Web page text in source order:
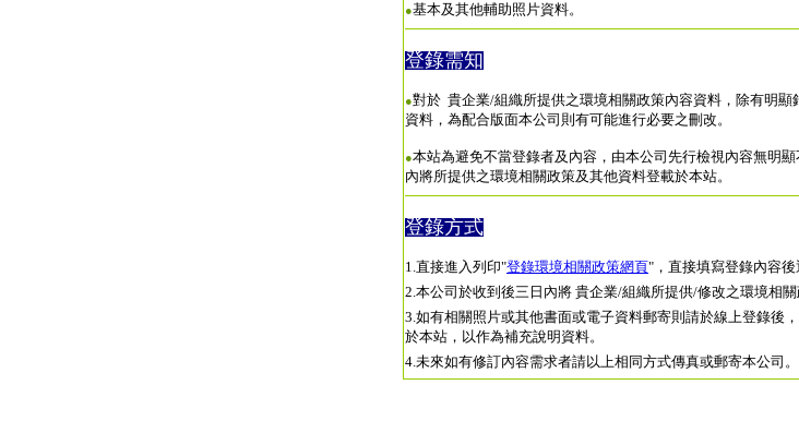
●基本及其他輔助照片資料。
登錄需知
●對於 貴企業/組織所提供之環境相關政策內容資料，除有明顯
資料，為配合版面本公司則有可能進行必要之刪改。
●本站為避免不當登錄者及內容，由本公司先行檢視內容無明
內將所提供之環境相關政策及其他資料登載於本站。
登錄方式
1.直接進入列印"登錄環境相關政策網頁"，直接填寫登錄內容
2.本公司於收到後三日內將 貴企業/組織所提供/修改之環境相關
3.如有相關照片或其他書面或電子資料郵寄則請於線上登錄後
於本站，以作為補充說明資料。
4.未來如有修訂內容需求者請以上相同方式傳真或郵寄本公司。